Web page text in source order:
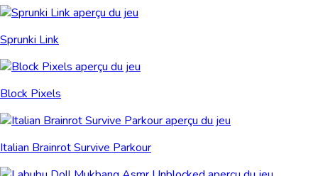
Sprunki Link
Block Pixels
Italian Brainrot Survive Parkour